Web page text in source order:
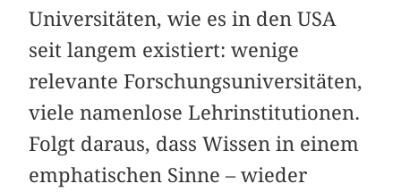
Universitäten, wie es in den USA
seit langem existiert: wenige
relevante Forschungsuniversitäten,
viele namenlose Lehrinstitutionen.
Folgt daraus, dass Wissen in einem
emphatischen Sinne – wieder